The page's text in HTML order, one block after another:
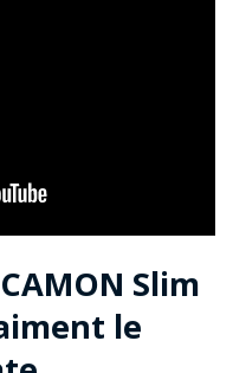
Slim
le